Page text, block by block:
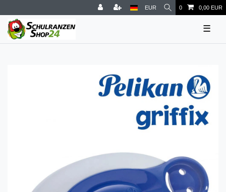
EUR 0 0,00 EUR
☰